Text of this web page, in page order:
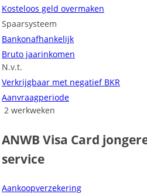
Kosteloos geld overmaken
Spaarsysteem
Bankonafhankelijk
Bruto jaarinkomen
N.v.t.
Verkrijgbaar met negatief BKR
Aanvraagperiode
2 werkweken
ANWB Visa Card
service
Aankoopverzekering